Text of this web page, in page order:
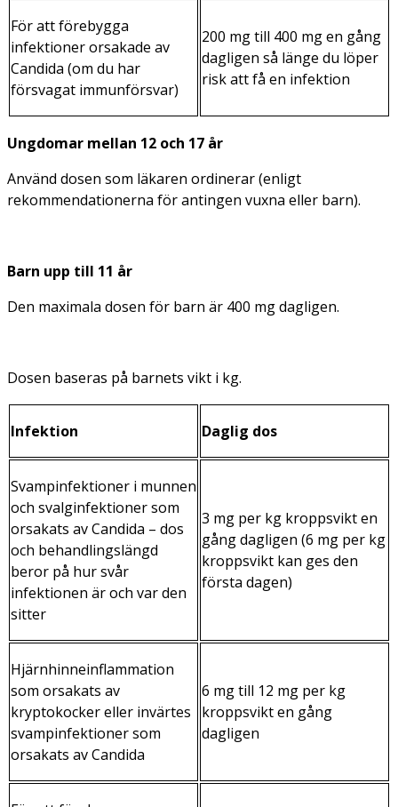
För att förebygga
infektioner orsakade av
Candida (om du har
försvagat immunförsvar)
200 mg till 400 mg en gång
dagligen så länge du löper
risk att få en infektion
Ungdomar mellan 12 och 17 år
Använd dosen som läkaren ordinerar (enligt
rekommendationerna för antingen vuxna eller barn).
Barn upp till 11 år
Den maximala dosen för barn är 400 mg dagligen.
Dosen baseras på barnets vikt i kg.
Infektion Daglig dos
Svampinfektioner i munnen
och svalginfektioner som
orsakats avCandida – dos
och behandlingslängd
beror på hur svår
infektionen är och var den
sitter
3 mg per kg kroppsvikt en
gång dagligen (6 mg per kg
kroppsvikt kan ges den
första dagen)
Hjärnhinneinflammation
som orsakats av
kryptokocker eller invärtes
svampinfektioner som
orsakats avCandida
6 mg till 12 mg per kg
kroppsvikt en gång
dagligen